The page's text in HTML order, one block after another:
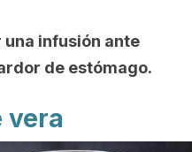
infusión ante
de estómago.
vera